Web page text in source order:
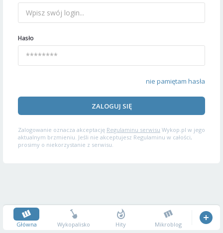
Hasło
nie pamiętam hasła
ZALOGUJ SIĘ
Zalogowanie oznacza akceptację Regulaminu serwisu Wykop.pl w jego
aktualnym brzmieniu. Jeśli nie akceptujesz Regulaminu w całości,
prosimy o niekorzystanie z serwisu.
Główna Wykopalisko Hity Mikroblog